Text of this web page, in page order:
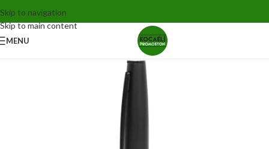
Skip to navigation
Skip to main content
MENU